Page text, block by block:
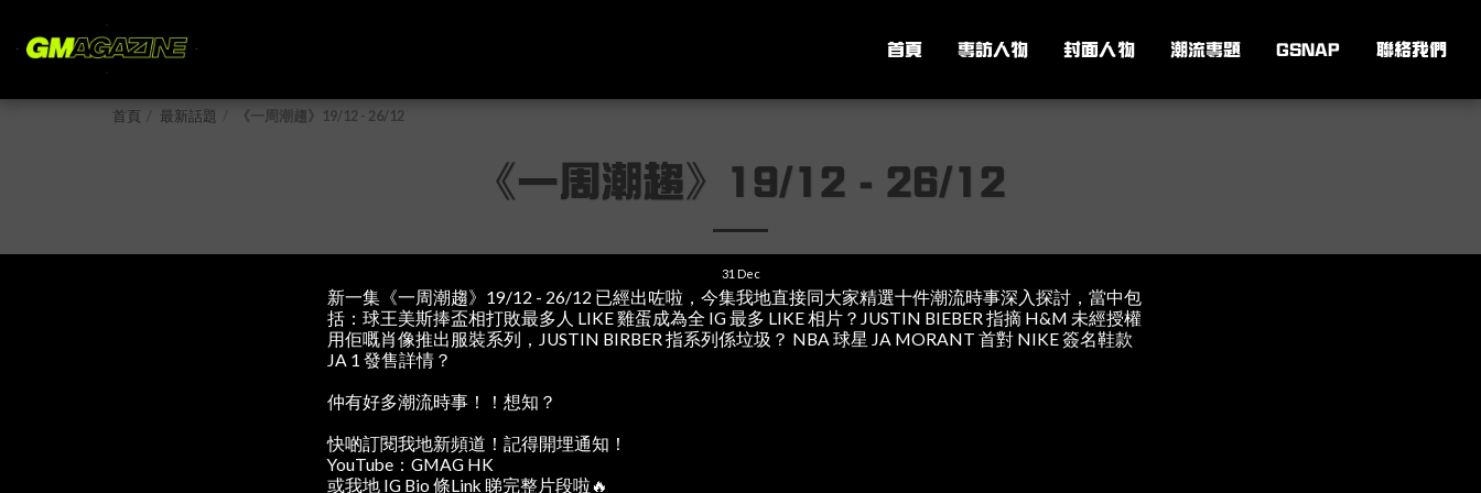
首頁 專訪人物 封面人物 潮流專題 GSNAP 聯絡我們
首頁 最新話題 《一周潮趨》19/12 - 26/12
《一周潮趨》19/12 - 26/12
31 Dec
新一集《一周潮趨》19/12 - 26/12 已經出咗啦，今集我地直接同大家精選十件潮流時事深入探討，當中包
括：球王美斯捧盃相打敗最多人 LIKE 雞蛋成為全 IG 最多 LIKE 相片？JUSTIN BIEBER 指摘 H&M 未經授權
用佢嘅肖像推出服裝系列，JUSTIN BIRBER 指系列係垃圾？ NBA 球星 JA MORANT 首對 NIKE 簽名鞋款
JA 1 發售詳情？
仲有好多潮流時事！！想知？
快啲訂閱我地新頻道！記得開埋通知！
YouTube：GMAG HK
或我地 IG Bio 條Link 睇完整片段啦🔥